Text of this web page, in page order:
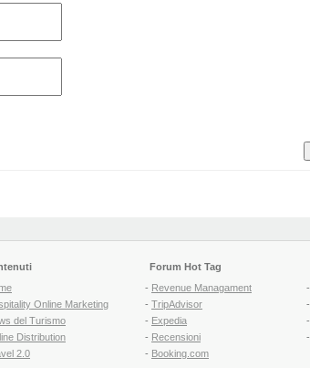
Online Marketing
del Turismo
Distribution
2.0
Forum Hot Tag
- Revenue Managament
- TripAdvisor
- Expedia
- Recensioni
- Booking.com
-
-
-
-